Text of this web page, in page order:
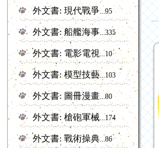
外文書: 現代戰爭...95
外文書: 船艦海事 ...335
外文書: 電影電視 ...10
外文書: 模型技藝...103
外文書: 圖冊漫畫...80
外文書: 槍砲軍械 ...174
外文書: 戰術操典...86